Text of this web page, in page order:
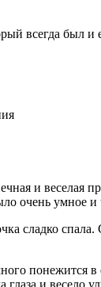
всегда был
и
очень умное и
сладко
понежится
и